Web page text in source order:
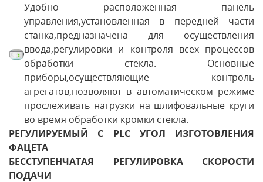
Удобно расположенная панель
управления,установленная в передней части
станка,предназначена для осуществления
ввода,регулировки и контроля всех процессов
обработки стекла. Основные
приборы,осуществляющие контроль
агрегатов,позволяют в автоматическом режиме
прослеживать нагрузки на шлифовальные круги
во время обработки кромки стекла.
РЕГУЛИРУЕМЫЙ С PLC УГОЛ ИЗГОТОВЛЕНИЯ
ФАЦЕТА
БЕССТУПЕНЧАТАЯ РЕГУЛИРОВКА СКОРОСТИ
ПОДАЧИ